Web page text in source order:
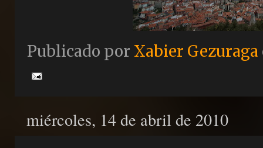
Publicado por Xabier Gezuraga
miércoles, 14 de abril de 2010